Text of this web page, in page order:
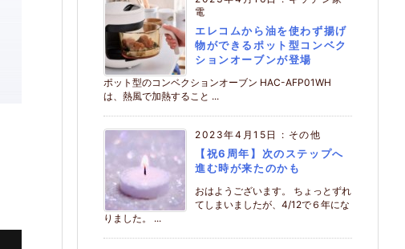
電
エレコムから油を使わず揚げ
物ができるポット型コンベク
ションオーブンが登場
ポット型のコンベクションオーブン HAC-AFP01WH
は、熱風で加熱すること ...
2023年4月15日 : その他
【祝6周年】次のステップへ
進む時が来たのかも
おはようございます。 ちょっとずれ
てしまいましたが、4/12で６年にな
りました。 ...